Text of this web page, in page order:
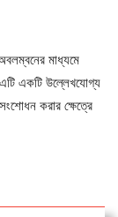
মাধ্যমে
এটি একটি উল্লেখযোগ্য
করার ক্ষেত্রে